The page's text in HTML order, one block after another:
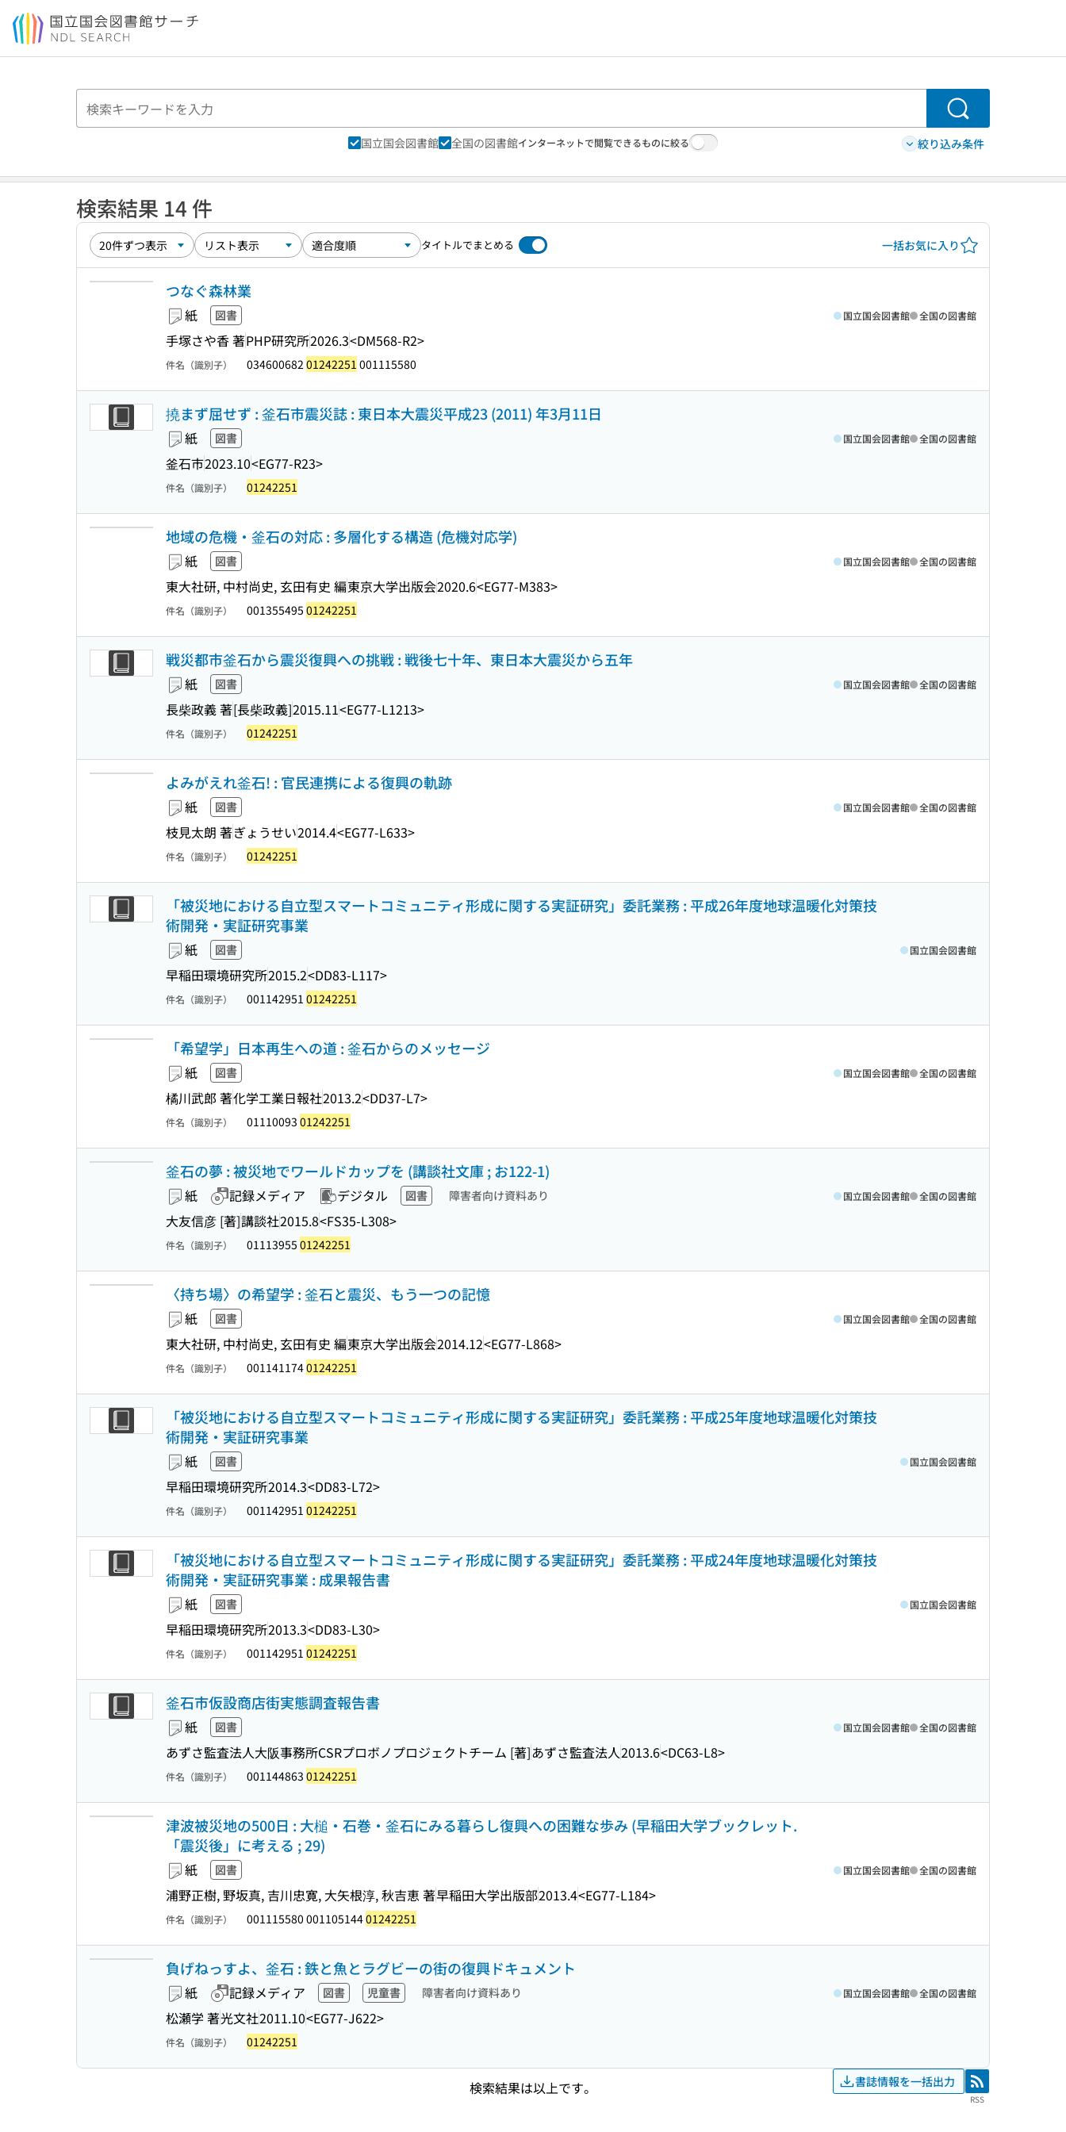
本文へ移動
検索
国立国会図書館 全国の図書館インターネットで閲覧できるものに絞る 絞り込み条件
検索結果 14 件
タイトルでまとめる 一括お気に入り
つなぐ森林業
紙 図書
手塚さや香 著PHP研究所2026.3<DM568-R2>
国立国会図書館 全国の図書館
件名（識別子） 034600682 01242251 001115580
撓まず屈せず : 釜石市震災誌 : 東日本大震災平成23 (2011) 年3月11日
紙 図書
釜石市2023.10<EG77-R23>
国立国会図書館 全国の図書館
件名（識別子） 01242251
地域の危機・釜石の対応 : 多層化する構造 (危機対応学)
紙 図書
東大社研, 中村尚史, 玄田有史 編東京大学出版会2020.6<EG77-M383>
国立国会図書館 全国の図書館
件名（識別子） 001355495 01242251
戦災都市釜石から震災復興への挑戦 : 戦後七十年、東日本大震災から五年
紙 図書
長柴政義 著[長柴政義]2015.11<EG77-L1213>
国立国会図書館 全国の図書館
件名（識別子） 01242251
よみがえれ釜石! : 官民連携による復興の軌跡
紙 図書
枝見太朗 著ぎょうせい2014.4<EG77-L633>
国立国会図書館 全国の図書館
件名（識別子） 01242251
「被災地における自立型スマートコミュニティ形成に関する実証研究」委託業務 : 平成26年度地球温暖化対策技
術開発・実証研究事業
紙 図書
早稲田環境研究所2015.2<DD83-L117>
国立国会図書館
件名（識別子） 001142951 01242251
「希望学」日本再生への道 : 釜石からのメッセージ
紙 図書
橘川武郎 著化学工業日報社2013.2<DD37-L7>
国立国会図書館 全国の図書館
件名（識別子） 01110093 01242251
釜石の夢 : 被災地でワールドカップを (講談社文庫 ; お122-1)
紙 記録メディア デジタル 図書 障害者向け資料あり
大友信彦 [著]講談社2015.8<FS35-L308>
国立国会図書館 全国の図書館
件名（識別子） 01113955 01242251
〈持ち場〉の希望学 : 釜石と震災、もう一つの記憶
紙 図書
東大社研, 中村尚史, 玄田有史 編東京大学出版会2014.12<EG77-L868>
国立国会図書館 全国の図書館
件名（識別子） 00114117401242251
「被災地における自立型スマートコミュニティ形成に関する実証研究」委託業務 : 平成25年度地球温暖化対策技
術開発・実証研究事業
紙 図書
早稲田環境研究所2014.3<DD83-L72>
国立国会図書館
件名（識別子） 001142951 01242251
「被災地における自立型スマートコミュニティ形成に関する実証研究」委託業務 : 平成24年度地球温暖化対策技
術開発・実証研究事業 : 成果報告書
紙 図書
早稲田環境研究所2013.3<DD83-L30>
国立国会図書館
件名（識別子） 001142951 01242251
釜石市仮設商店街実態調査報告書
紙 図書
あずさ監査法人大阪事務所CSRプロボノプロジェクトチーム [著]あずさ監査法人2013.6<DC63-L8>
国立国会図書館 全国の図書館
件名（識別子） 001144863 01242251
津波被災地の500日 : 大槌・石巻・釜石にみる暮らし復興への困難な歩み (早稲田大学ブックレット.
「震災後」に考える ; 29)
紙 図書
浦野正樹, 野坂真, 吉川忠寛, 大矢根淳, 秋吉恵 著早稲田大学出版部2013.4<EG77-L184>
国立国会図書館 全国の図書館
件名（識別子） 001115580 00110514401242251
負げねっすよ、釜石 : 鉄と魚とラグビーの街の復興ドキュメント
紙 記録メディア 図書 児童書 障害者向け資料あり
松瀬学 著光文社2011.10<EG77-J622>
国立国会図書館 全国の図書館
件名（識別子） 01242251
検索結果は以上です。 書誌情報を一括出力 RSS
RSS